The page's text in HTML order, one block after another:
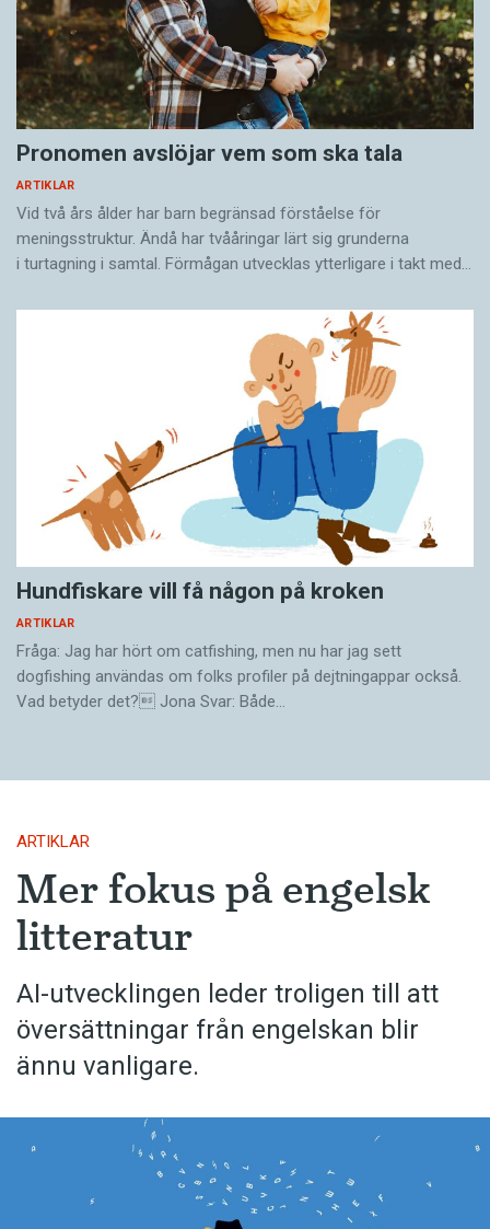
Pronomen avslöjar vem som ska tala
ARTIKLAR
Vid två års ålder har barn begränsad förståelse för
meningsstruktur. Ändå har tvååringar lärt sig grunderna
i turtagning i samtal. Förmågan utvecklas ytterligare i takt med…
Hundfiskare vill få någon på kroken
ARTIKLAR
Fråga: Jag har hört om catfishing, men nu har jag sett
dogfishing användas om folks profiler på dejtningappar också.
Vad betyder det? Jona Svar: Både…
ARTIKLAR
Mer fokus på engelsk
litteratur
AI-utvecklingen leder troligen till att
översättningar från engelskan blir
ännu vanligare.